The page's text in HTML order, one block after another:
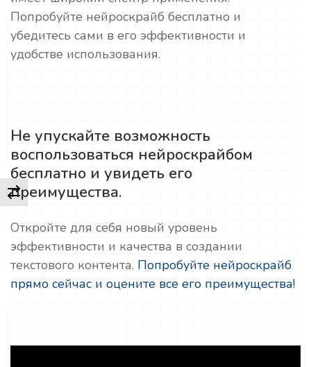
Попробуйте нейроскрайб бесплатно и
убедитесь сами в его эффективности и
удобстве использования.
Не упускайте возможность
воспользоваться нейроскрайбом
бесплатно и увидеть его
преимущества.
Откройте для себя новый уровень
эффективности и качества в создании
текстового контента. Попробуйте нейроскрайб
прямо сейчас и оцените все его преимущества!